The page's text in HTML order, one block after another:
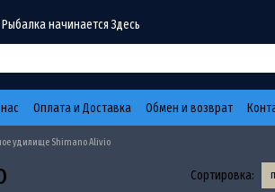
начинается Здесь
Оплата и Доставка Обмен и возврат
удилище Shimano Alivio
Сортировка: